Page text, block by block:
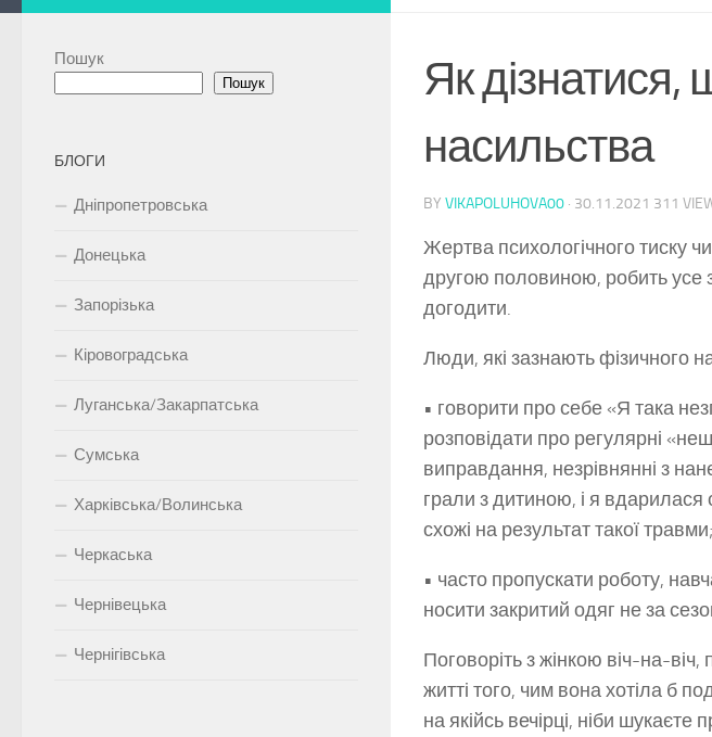
Як дізнатися,
насильства
BY VIKAPOLUHOVA00 · 30.11.2021 311
Жертва психологічного тиску
другою половиною, робить усе
догодити.
Люди, які зазнають фізичного
• говорити про себе «Я така
розповідати про регулярні
виправдання, незрівнянні з
грали з дитиною, і я вдарилася
схожі на результат такої травми;
• часто пропускати роботу,
носити закритий одяг не за
Поговоріть з жінкою віч-на-віч,
житті того, чим вона хотіла б
на якійсь вечірці, ніби шукаєте
Пошук
Пошук
БЛОГИ
Дніпропетровська
Донецька
Запорізька
Кіровоградська
Луганська/Закарпатська
Сумська
Харківська/Волинська
Черкаська
Чернівецька
Чернігівська